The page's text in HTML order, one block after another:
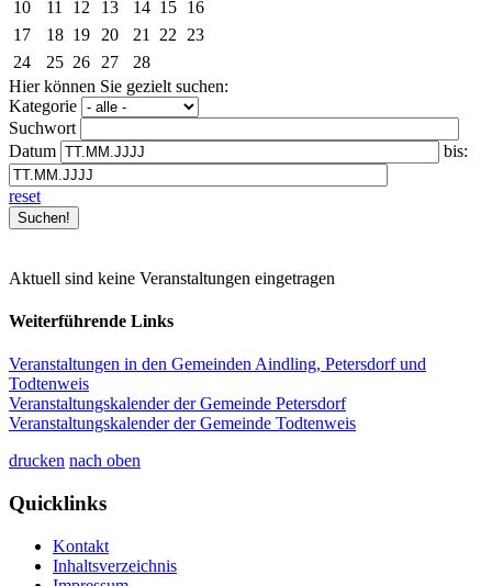
10
11 12 13 14 15 16
17
18 19 20 21 22
23
24
25 26 27
28
Hier können Sie gezielt suchen:
Kategorie
Suchwort
Datum
bis:
reset
Aktuell sind keine Veranstaltungen eingetragen
Weiterführende Links
Veranstaltungen in den Gemeinden Aindling, Petersdorf und
Todtenweis
Veranstaltungskalender der Gemeinde Petersdorf
Veranstaltungskalender der Gemeinde Todtenweis
drucken nach oben
Quicklinks
Kontakt
Inhaltsverzeichnis